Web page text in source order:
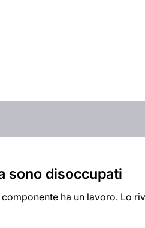
sono disoccupati
ha un lavoro. Lo